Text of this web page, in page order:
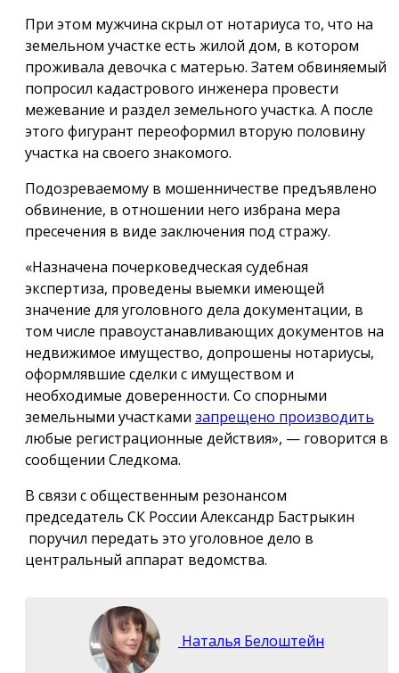
При этом мужчина скрыл от нотариуса то, что на
земельном участке есть жилой дом, в котором
проживала девочка с матерью. Затем обвиняемый
попросил кадастрового инженера провести
межевание и раздел земельного участка. А после
этого фигурант переоформил вторую половину
участка на своего знакомого.
Подозреваемому в мошенничестве предъявлено
обвинение, в отношении него избрана мера
пресечения в виде заключения под стражу.
«Назначена почерковедческая судебная
экспертиза, проведены выемки имеющей
значение для уголовного дела документации, в
том числе правоустанавливающих документов на
недвижимое имущество, допрошены нотариусы,
оформлявшие сделки с имуществом и
необходимые доверенности. Со спорными
земельными участками запрещено производить
любые регистрационные действия», — говорится в
сообщении Следкома.
В связи с общественным резонансом
председатель СК России Александр Бастрыкин
поручил передать это уголовное дело в
центральный аппарат ведомства.
Наталья Белоштейн